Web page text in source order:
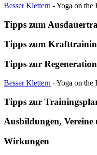
Besser Klettern - Yoga on the
Tipps zum
Tipps zum
Tipps zur
Besser Klettern - Yoga on the
Tipps zur
Ausbildungen, Vereine
Wirkungen